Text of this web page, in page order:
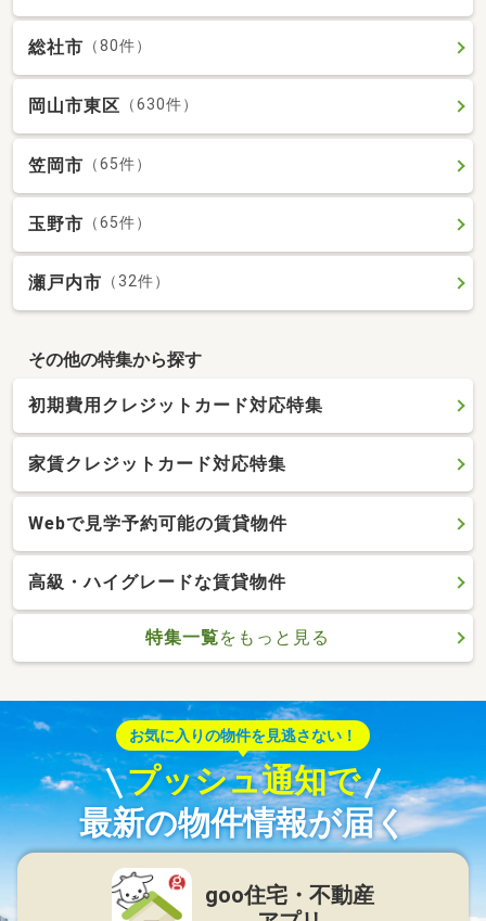
総社市 （80件）
岡山市東区 （630件）
笠岡市 （65件）
玉野市 （65件）
瀬戸内市 （32件）
その他の特集から探す
初期費用クレジットカード対応特集
家賃クレジットカード対応特集
Webで見学予約可能の賃貸物件
高級・ハイグレードな賃貸物件
特集一覧をもっと見る
お気に入りの物件を見逃さない！
プッシュ通知で
最新の物件情報が届く
goo住宅・不動産